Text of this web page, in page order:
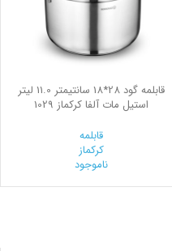
قابلمه گود 28*18 سانتیمتر 11.0 لیتر
استیل مات آلفا کرکماز 1029
قابلمه
کرکماز
ناموجود